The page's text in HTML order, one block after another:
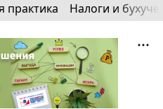
практика Налоги и